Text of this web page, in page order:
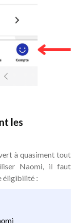
les
à quasiment tout
Naomi, il faut
éligibilité :